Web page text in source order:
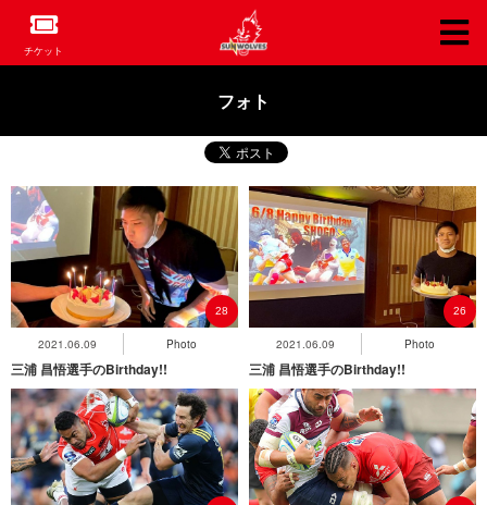
チケット
フォト
2021.06.09 Photo
28
三浦 昌悟選手のBirthday!!
2021.06.09 Photo
26
三浦 昌悟選手のBirthday!!